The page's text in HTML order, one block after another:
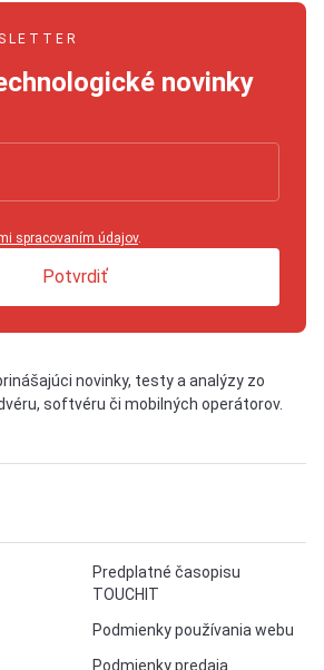
novinky
spracovaním údajov.
Potvrdiť
novinky, testy a analýzy zo
softvéru či mobilných operátorov.
Predplatné časopisu
TOUCHIT
Podmienky používania webu
Podmienky predaja